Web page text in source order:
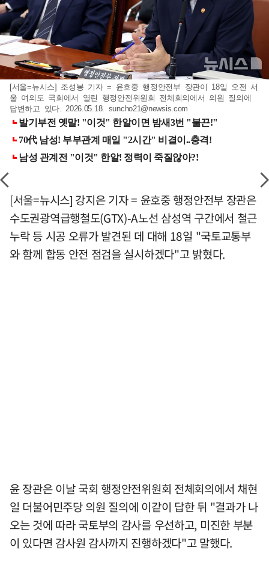
[서울=뉴시스] 조성봉 기자 = 윤호중 행정안전부 장관이 18일 오전 서
울 여의도 국회에서 열린 행정안전위원회 전체회의에서 의원 질의에
답변하고 있다. 2026.05.18. suncho21@newsis.com
[서울=뉴시스] 강지은 기자 = 윤호중 행정안전부 장관은
수도권광역급행철도(GTX)-A노선 삼성역 구간에서 철근
누락 등 시공 오류가 발견된 데 대해 18일 "국토교통부
와 함께 합동 안전 점검을 실시하겠다"고 밝혔다.
윤 장관은 이날 국회 행정안전위원회 전체회의에서 채현
일 더불어민주당 의원 질의에 이같이 답한 뒤 "결과가 나
오는 것에 따라 국토부의 감사를 우선하고, 미진한 부분
이 있다면 감사원 감사까지 진행하겠다"고 말했다.